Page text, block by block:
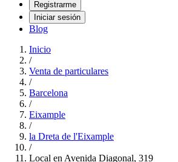
Registrarme
Iniciar sesión
Blog
Inicio
/
Venta de particulares
/
Barcelona
/
Eixample
/
la Dreta de l'Eixample
/
Local en Avenida Diagonal, 319